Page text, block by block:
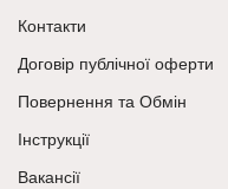
Контакти
Договір публічної оферти
Повернення та Обмін
Інструкції
Вакансії